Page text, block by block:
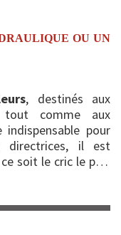
OU UN
, destinés aux
tout comme aux
pour
directrices, il est
soit le cric le plus